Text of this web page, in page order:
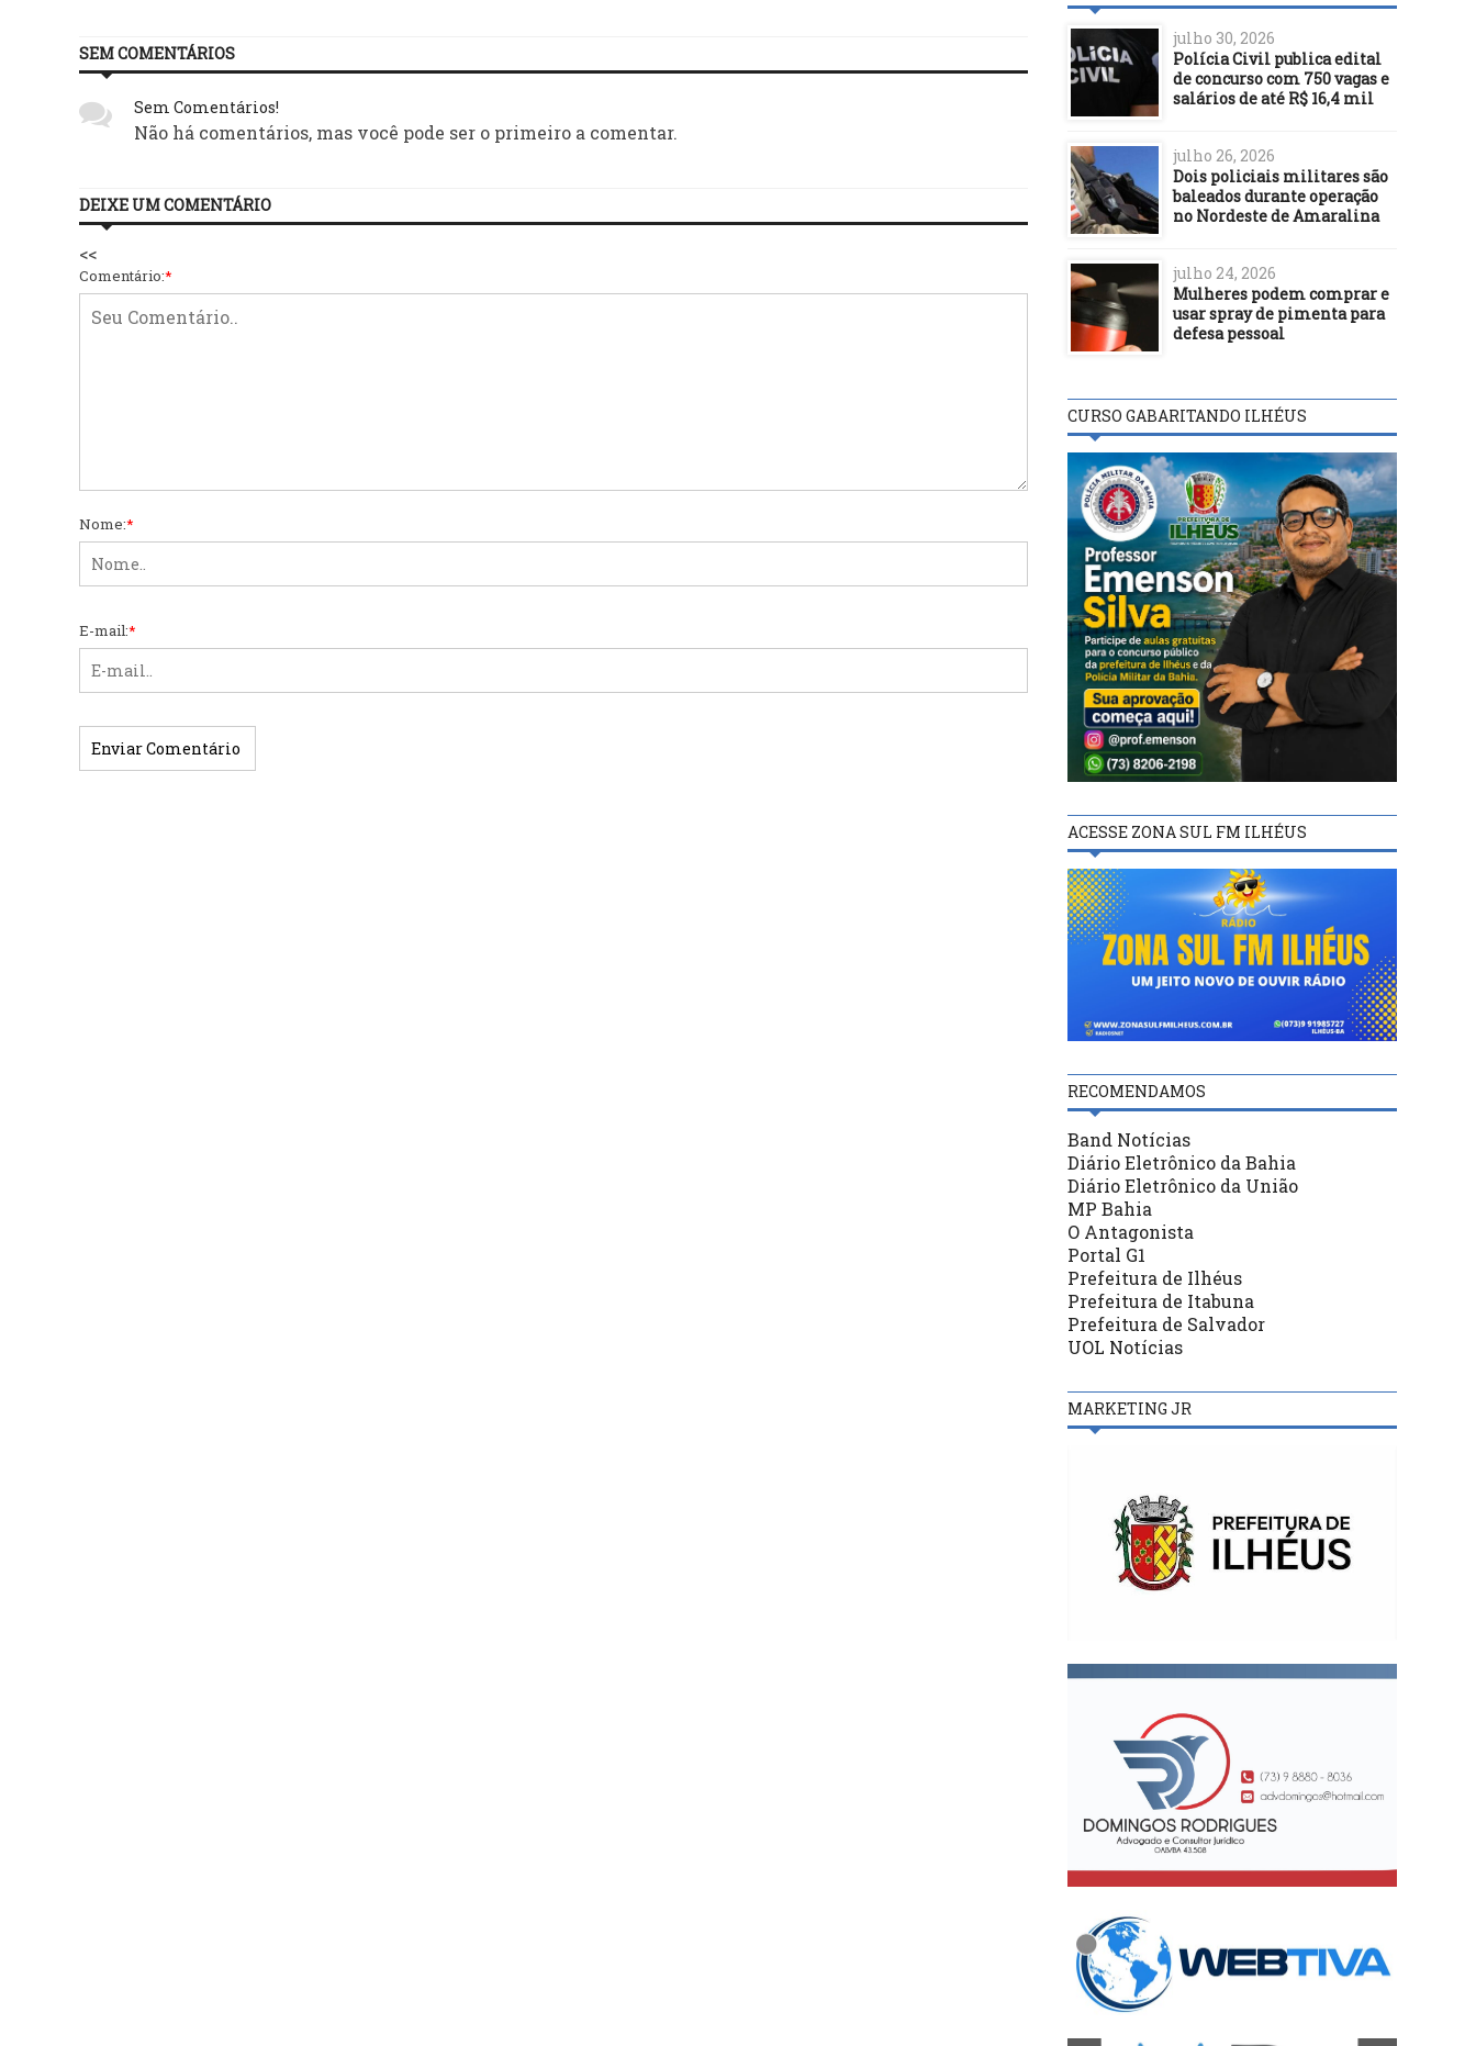
SEM COMENTÁRIOS
Sem Comentários!
Não há comentários, mas você pode ser o primeiro a comentar.
DEIXE UM COMENTÁRIO
<<
Comentário:*
Nome:*
E-mail:*
julho 30, 2026
Polícia Civil publica edital
de concurso com 750 vagas e
salários de até R$ 16,4 mil
julho 26, 2026
Dois policiais militares são
baleados durante operação
no Nordeste de Amaralina
julho 24, 2026
Mulheres podem comprar e
usar spray de pimenta para
defesa pessoal
CURSO GABARITANDO ILHÉUS
ACESSE ZONA SUL FM ILHÉUS
RECOMENDAMOS
Band Notícias
Diário Eletrônico da Bahia
Diário Eletrônico da União
MP Bahia
O Antagonista
Portal G1
Prefeitura de Ilhéus
Prefeitura de Itabuna
Prefeitura de Salvador
UOL Notícias
MARKETING JR